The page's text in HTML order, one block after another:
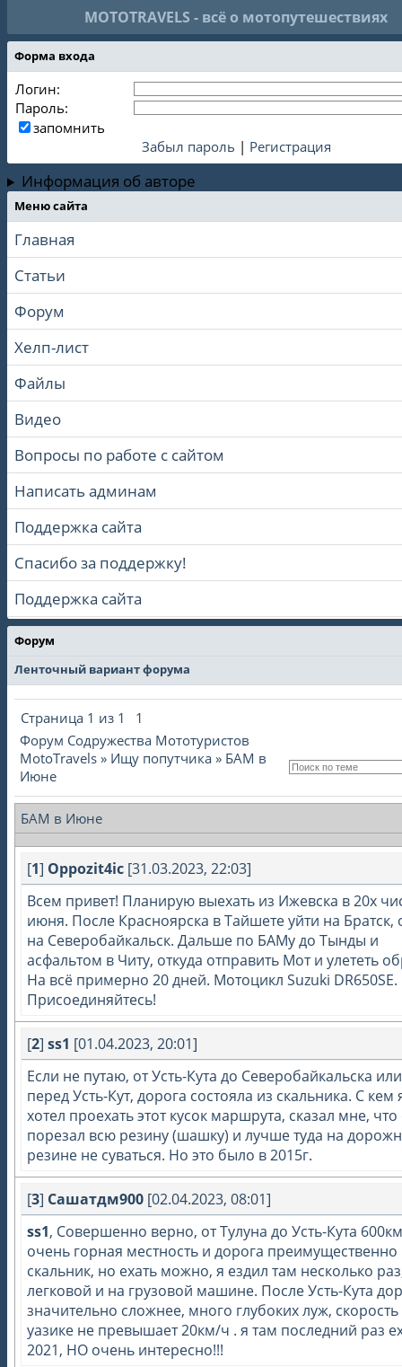
MOTOTRAVELS - всё о мотопутешествиях
Форма входа
Логин:
Пароль:
запомнить
Забыл пароль | Регистрация
Информация об авторе
Меню сайта
Главная
Статьи
Форум
Хелп-лист
Файлы
Видео
Вопросы по работе с сайтом
Написать админам
Поддержка сайта
Спасибо за поддержку!
Поддержка сайта
Форум
Ленточный вариант форума
Страница 1 из 1
1
Форум Содружества Мототуристов
MotoTravels » Ищу попутчика » БАМ в
Июне
БАМ в Июне
[1] Oppozit4ic [31.03.2023, 22:03]
Всем привет! Планирую выехать из Ижевска в 20х
июня. После Красноярска в Тайшете уйти на Братск,
на Северобайкальск. Дальше по БАМу до Тынды и
асфальтом в Читу, откуда отправить Мот и улететь
На всё примерно 20 дней. Мотоцикл Suzuki DR650SE.
Присоединяйтесь!
[2] ss1 [01.04.2023, 20:01]
Если не путаю, от Усть-Кута до Северобайкальска
перед Усть-Кут, дорога состояла из скальника. С кем
хотел проехать этот кусок маршрута, сказал мне,
порезал всю резину (шашку) и лучше туда на
резине не суваться. Но это было в 2015г.
[3] Сашатдм900 [02.04.2023, 08:01]
ss1, Совершенно верно, от Тулуна до Усть-Кута 600км
очень горная местность и дорога преимущественно
скальник, но ехать можно, я ездил там несколько
легковой и на грузовой машине. После Усть-Кута
значительно сложнее, много глубоких луж,
уазике не превышает 20км/ч . я там последний раз
2021, НО очень интересно!!!